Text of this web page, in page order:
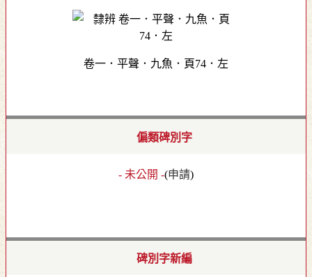
卷一．平聲．九魚．頁74．左
偏類碑別字
- 未公開 -(申請)
碑別字新編